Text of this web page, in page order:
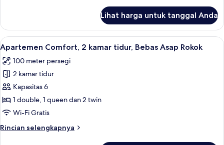
Apartemen
Comfort,
Beberapa
Tempat
Tidur
Lihat harga untuk tanggal Anda
Lihat
semua
foto
untuk
Apartemen
Comfort,
2
tidur,
Apartemen Comfort, 2 kamar tidur,
21
Apartemen Comfort, 2 kamar tidur, Bebas Asap Rokok
100 meter persegi
2 kamar tidur
Kapasitas 6
1 double, 1 queen dan 2 twin
Wi-Fi Gratis
Rincian selengkapnya
Rincian